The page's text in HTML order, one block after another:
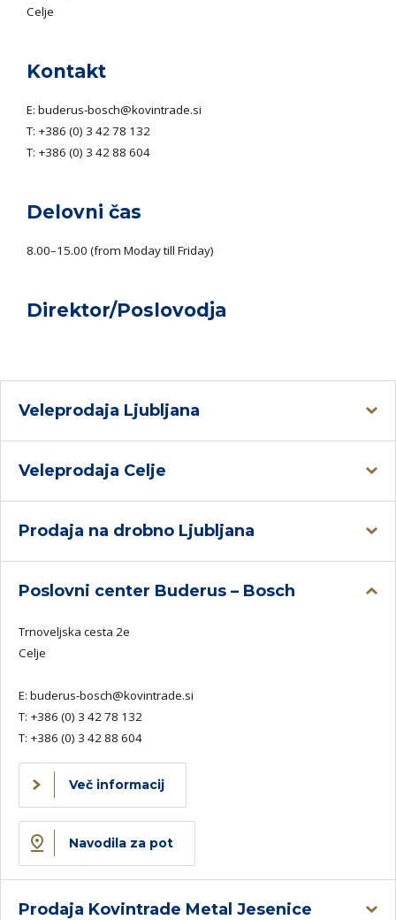
Celje
Kontakt
E: buderus-bosch@kovintrade.si
T: +386 (0) 3 42 78 132
T: +386 (0) 3 42 88 604
Delovni čas
8.00–15.00 (from Moday till Friday)
Direktor/Poslovodja
Veleprodaja Ljubljana
Veleprodaja Celje
Prodaja na drobno Ljubljana
Poslovni center Buderus – Bosch
Trnoveljska cesta 2e
Celje
E: buderus-bosch@kovintrade.si
T: +386 (0) 3 42 78 132
T: +386 (0) 3 42 88 604
Več informacij
Navodila za pot
Prodaja Kovintrade Metal Jesenice